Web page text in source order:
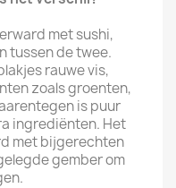
met sushi,
tussen de twee.
rauwe vis,
zoals groenten,
is puur
ingrediënten. Het
met bijgerechten
gember om